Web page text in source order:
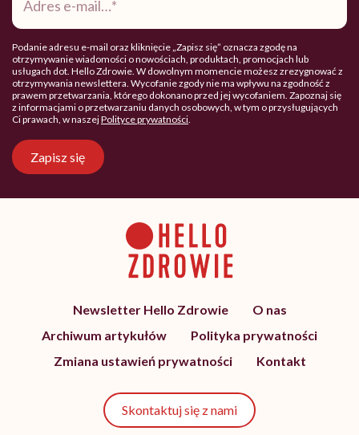
mail*
Podanie adresu e-mail oraz kliknięcie „Zapisz się” oznacza zgodę na
otrzymywanie wiadomości o nowościach, produktach, promocjach lub
usługach dot. Hello Zdrowie. W dowolnym momencie możesz zrezygnować z
otrzymywania newslettera. Wycofanie zgody nie ma wpływu na zgodność z
prawem przetwarzania, którego dokonano przed jej wycofaniem. Zapoznaj się
z informacjami o przetwarzaniu danych osobowych, w tym o przysługujących
Ci prawach, w naszejPolityce prywatności.
Zapisz się
Newsletter Hello Zdrowie
O nas
Archiwum artykułów
Polityka prywatności
Zmiana ustawień prywatności
Kontakt
Skontaktuj się z nami